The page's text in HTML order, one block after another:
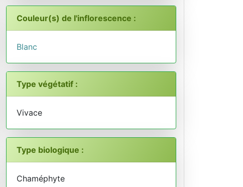
Couleur(s) de l'inflorescence :
Blanc
Type végétatif :
Vivace
Type biologique :
Chaméphyte